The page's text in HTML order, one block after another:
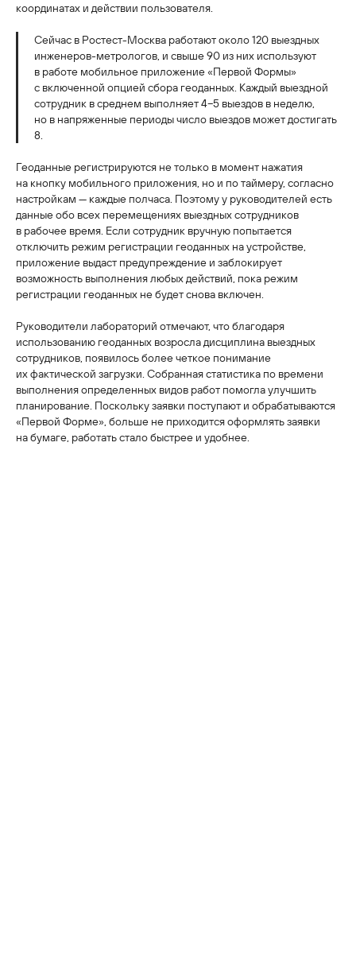
координатах и действии пользователя.
Сейчас в Ростест-Москва работают около 120 выездных
инженеров-метрологов, и свыше 90 из них используют
в работе мобильное приложение «Первой Формы»
с включенной опцией сбора геоданных. Каждый выездной
сотрудник в среднем выполняет 4−5 выездов в неделю,
но в напряженные периоды число выездов может достигать
8.
Геоданные регистрируются не только в момент нажатия
на кнопку мобильного приложения, но и по таймеру, согласно
настройкам — каждые полчаса. Поэтому у руководителей есть
данные обо всех перемещениях выездных сотрудников
в рабочее время. Если сотрудник вручную попытается
отключить режим регистрации геоданных на устройстве,
приложение выдаст предупреждение и заблокирует
возможность выполнения любых действий, пока режим
регистрации геоданных не будет снова включен.
Руководители лабораторий отмечают, что благодаря
использованию геоданных возросла дисциплина выездных
сотрудников, появилось более четкое понимание
их фактической загрузки. Собранная статистика по времени
выполнения определенных видов работ помогла улучшить
планирование. Поскольку заявки поступают и обрабатываются
«Первой Форме», больше не приходится оформлять заявки
на бумаге, работать стало быстрее и удобнее.